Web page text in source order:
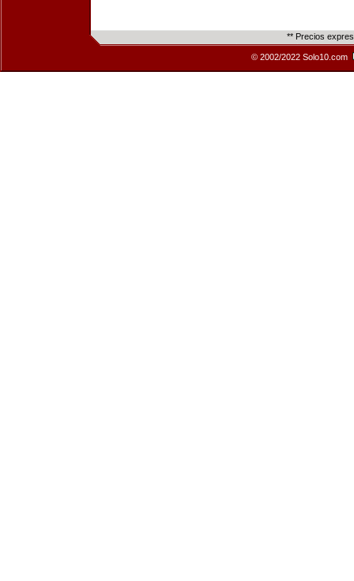
** Precios
© 2002/2022 Solo10.com